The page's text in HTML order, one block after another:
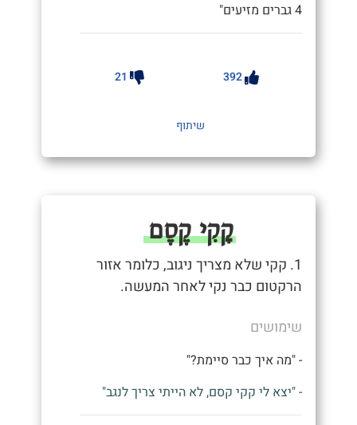
4 גברים מזיעים"
392
21
שיתוף
קָקִי קֶסֶם
1. קקי שלא מצריך ניגוב, כלומר אזור
הרקטום כבר נקי לאחר המעשה.
שימושים
- "מה איך כבר סיימת?"
- "יצא לי קקי קסם, לא הייתי צריך לנגב"